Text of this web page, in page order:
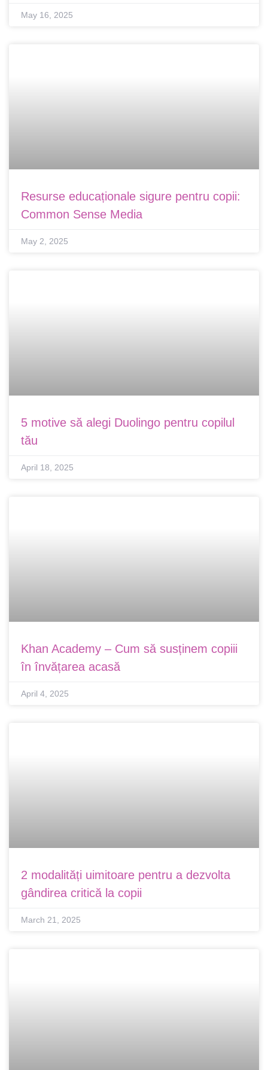
May 16, 2025
Resurse educaționale sigure pentru copii:
Common Sense Media
May 2, 2025
5 motive să alegi Duolingo pentru copilul
tău
April 18, 2025
Khan Academy – Cum să susținem copiii
în învățarea acasă
April 4, 2025
2 modalități uimitoare pentru a dezvolta
gândirea critică la copii
March 21, 2025